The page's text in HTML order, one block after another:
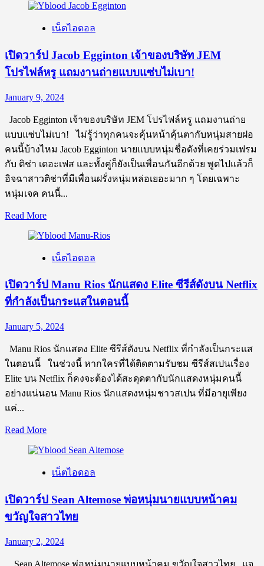
about
วาร์
ป
Nick
Bateman
แสดง
และ
นาย
แบบ
รุ่ง
ชาว
ที่
เคย
แชร์
อย่าง
ล้นหลาม
เน็ตไอดอล
เปิดวาร์ป Jacob Egginton เจ้าของบริษัท JEM
โปรไฟล์หรู แถมงานถ่ายแบบแซ่บไม่เบา!
January 9, 2024
Jacob Egginton เจ้าของบริษัท JEM โปรไฟล์หรู แถมงานถ่าย
แบบแซ่บไม่เบา! ไม่รู้ว่าทุกคนจะคุ้นหน้าคุ้นตากับหนุ่มสายฝอ
คนนี้บ้างไหม Jacob Egginton นายแบบหนุ่มชื่อดังที่เคยร่วมเฟรม
กับ ติช่า เดอะเฟส และทั้งคู่ก็ยังเป็นเพื่อนกันอีกด้วย พูดไปแล้วก็
อิจฉาสาวติช่าที่มีเพื่อนฝรั่งหนุ่มหล่อเยอะมาก ๆ โดยเฉพาะ
หนุ่มเจค คนนี้...
Read MoreRead
about
วาร์
ป
Jacob
Egginton
บริษัท
โปรไฟล์
หรู
แถม
งาน
แบบ
ไม่
เน็ตไอดอล
เปิดวาร์ป Manu Rios นักแสดง Elite ซีรีส์ดังบน Netflix
ที่กำลังเป็นกระแสในตอนนี้
January 5, 2024
Manu Rios นักแสดง Elite ซีรีส์ดังบน Netflix ที่กำลังเป็นกระแส
ในตอนนี้ ในช่วงนี้ หากใครที่ได้ติดตามรับชม ซีรีส์สเปนเรื่อง
Elite บน Netflix ก็คงจะต้องได้สะดุดตากับนักแสดงหนุ่มคนนี้
อย่างแน่นอน Manu Rios นักแสดงหนุ่มชาวสเปน ที่มีอายุเพียง
แค่...
Read MoreRead
about
วาร์
ป
Manu
Rios
แสดง
เน็ตไอดอล
เปิดวาร์ป Sean Altemose พ่อหนุ่มนายแบบหน้าคม
ขวัญใจสาวไทย
January 2, 2024
Sean Altemose พ่อหนุ่มนายแบบหน้าคม ขวัญใจสาวไทย แจ